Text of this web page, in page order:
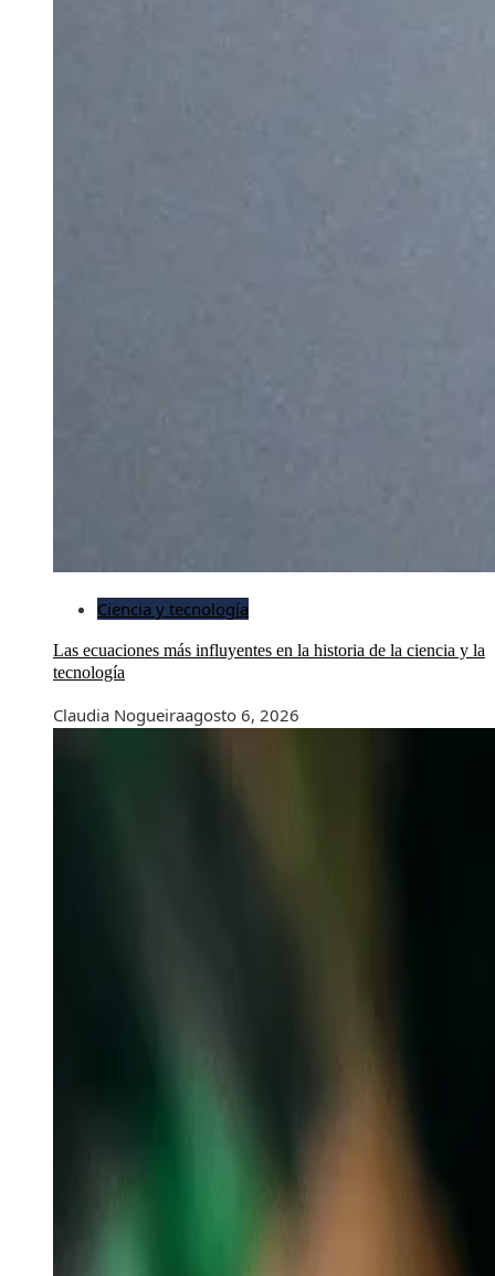
Ciencia y tecnología
Las ecuaciones más influyentes en la historia de la ciencia y la
tecnología
Claudia Nogueiraagosto 6, 2026